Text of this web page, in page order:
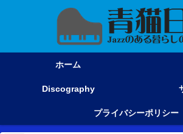
ホーム
Discography
プライバシーポリシー